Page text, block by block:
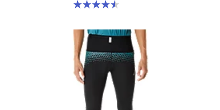
4.5 จาก 5 ดาว 21 รีวิว